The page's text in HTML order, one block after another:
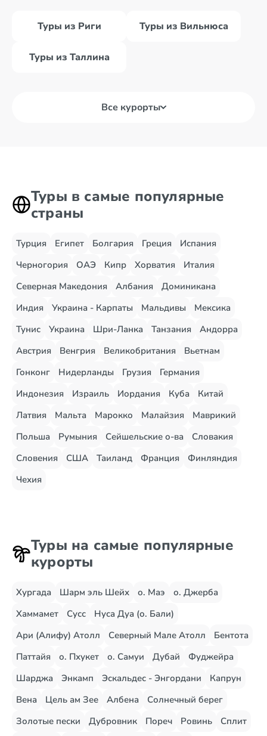
Туры из Риги Туры из Вильнюса
Туры из Таллина
Все курорты
Туры в самые популярные
страны
Турция Египет Болгария Греция
Испания
Черногория
ОАЭ Кипр Хорватия
Италия
Северная Македония
Албания
Доминикана
Индия
Украина - Карпаты Мальдивы
Мексика
Тунис
Украина Шри-Ланка Танзания
Андорра
Австрия
Венгрия Великобритания
Вьетнам
Гонконг
Нидерланды Грузия
Германия
Индонезия
Израиль Иордания Куба
Китай
Латвия
Мальта Марокко Малайзия
Маврикий
Польша
Румыния Сейшельские о-ва
Словакия
Словения
США Таиланд Франция
Финляндия
Чехия
Туры на самые популярные
курорты
Хургада Шарм эль Шейх о. Маэ
о. Джерба
Хаммамет
Сусс
Нуса Дуа (о. Бали)
Ари (Алифу) Атолл
Северный Мале Атолл
Бентота
Паттайя
о. Пхукет о. Самуи Дубай
Фуджейра
Шарджа
Энкамп Эскальдес - Энгордани
Капрун
Вена
Цель ам Зее Албена
Солнечный берег
Золотые пески
Дубровник Пореч Ровинь
Сплит